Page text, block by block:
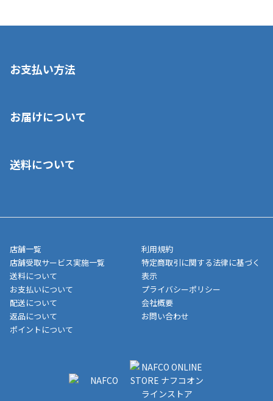
お支払い方法
いいただくことはできません。ご了承ください。
■代金引換(代引)※手数料がかかります
■商品によっては一部決済方法が使用できない場合がございま
す。
お届けについて
ご注文が確認出来次第、1～4営業日に発送いたします。「お取り
業日にてお引渡しとなります。(離島などの場合、例外もあります)
メーカー直送品など一部商品については、その他商品との購入に
制限がかかる場合がございます。また発送日についても、通常と
異なる場合がございます。対象商品の説明ページをご確認くださ
い。
■店舗受取をご選択いただいた場合
ご注文が確認出来次第、お受取される店舗在庫を使用してご準備
をさせていただきます。店舗に在庫がない場合は店舗よりお取り
いただく場合がございます。店舗準備でのお渡しとなる為、商品
のみの受け渡しとなります。（箱や納品書は付属しておりませ
ん）店舗で準備が出来次第、メールにてご連絡させていただきま
送料について
店舗一覧
店舗受取サービス実施一覧
送料について
お支払いについて
配送について
返品について
ポイントについて
利用規約
特定商取引に関する法律に基づく
表示
プライバシーポリシー
会社概要
お問い合わせ